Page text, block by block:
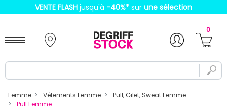
VENTE FLASH jusqu'à -40%* sur une sélection
0
Femme Vêtements Femme
Pull, Gilet, Sweat Femme
Pull Femme